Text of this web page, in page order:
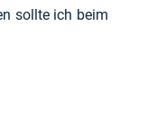
sollte ich beim